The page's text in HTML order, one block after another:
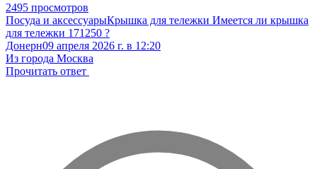
2495 просмотров
Посуда и аксессуарыКрышка для тележки Имеется ли крышка
для тележки 171250 ?
Донерн09 апреля 2026 г. в 12:20
Из города Москва
Прочитать ответ